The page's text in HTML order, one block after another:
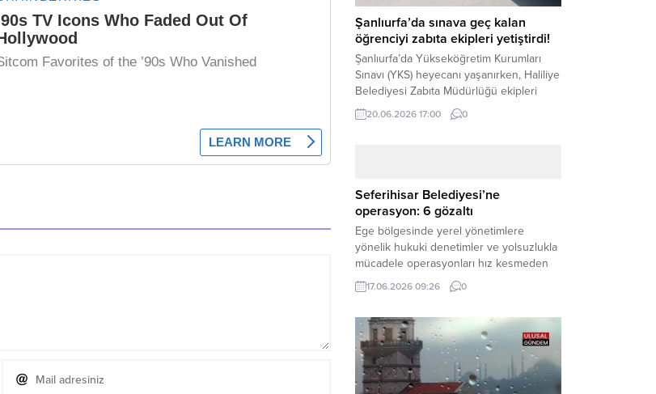
Şanlıurfa’da sınava geç kalan
öğrenciyi zabıta ekipleri yetiştirdi!
Şanlıurfa’da Yükseköğretim Kurumları
Sınavı (YKS) heyecanı yaşanırken, Haliliye
Belediyesi Zabıta Müdürlüğü ekipleri
geleceğini belirleyecek sınava geç kalma
tehlikesiyle karşı karşıya kalan bir
yolunu tutan binlerce aday arasında,
sınav yerine zamanında ulaşamayan bir
öğrenci büyük bir panik yaşadı....
20.06.2026 17:00 0
Seferihisar Belediyesi’ne
operasyon: 6 gözaltı
Ege bölgesinde yerel yönetimlere
yönelik hukuki denetimler ve yolsuzlukla
mücadele operasyonları hız kesmeden
devam ediyor. İzmir’in turistik ilçelerinden
Seferihisar Belediyesi, sabah saatlerinde
operasyonuyla sarsıldı. Haber Merkezi –
İzmir Cumhuriyet Başsavcılığı
koordinesinde yürütülen geniş kapsamlı
yolsuzluk ve mali suçlar soruşturması
17.06.2026 09:26 0